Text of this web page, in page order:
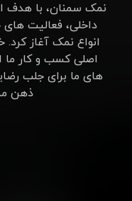
نمک سمنان، با هدف
داخلی، فعالیت
انواع نمک آغاز
اصلی کسب و کار
های ما برای جلب
ذهن